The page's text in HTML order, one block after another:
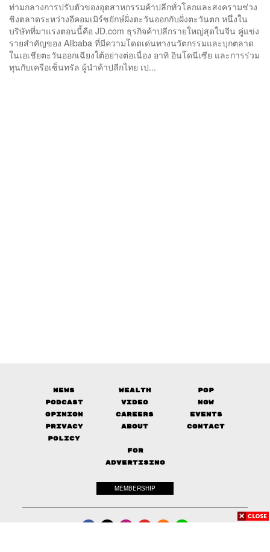
ท่ามกลางการปรับตัวของอุตสาหกรรมค้าปลีกทั่วโลกและสงครามช่วง
ชิงตลาดระหว่างอีคอมเมิร์ซยักษ์ฝั่งตะวันออกกับฝั่งตะวันตก หนึ่งใน
บริษัทที่มาแรงตอนนี้คือ JD.com ธุรกิจค้าปลีกรายใหญ่สุดในจีน คู่แข่ง
รายสำคัญของ Alibaba ที่มีความโดดเด่นทางนวัตกรรมและบุกตลาด
ในเอเชียตะวันออกเฉียงใต้อย่างต่อเนื่อง อาทิ อินโดนีเซีย และการร่วม
ทุนกับเครือเซ็นทรัล ผู้นำค้าปลีกไทย เป...
News Wealth
Pop
Podcast
Video
Now
Opinion
Careers
Events
Privacy
Policy
About Contact
FOR
ADVERTISING
MEMBERSHIP